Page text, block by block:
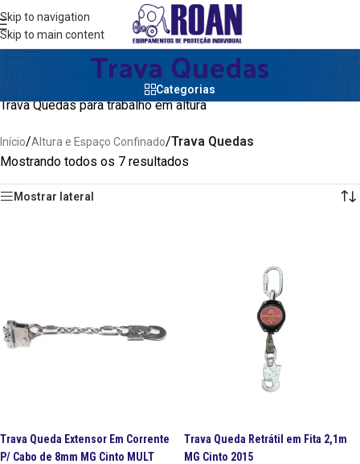
Skip to navigation
Skip to main content
Trava Quedas
Categorias
Trava Quedas para trabalho em altura
Início/Altura e Espaço Confinado/Trava Quedas
Mostrando todos os 7 resultados
Mostrar lateral
Trava Queda Extensor Em Corrente
P/ Cabo de 8mm MG Cinto MULT
Trava Queda Retrátil em Fita 2,1m
MG Cinto 2015